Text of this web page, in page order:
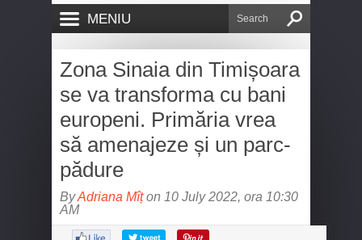
MENIU
Zona Sinaia din Timișoara
se va transforma cu bani
europeni. Primăria vrea
să amenajeze și un parc-
pădure
ByAdriana Mîțon 10 July 2022, ora 10:30
AM